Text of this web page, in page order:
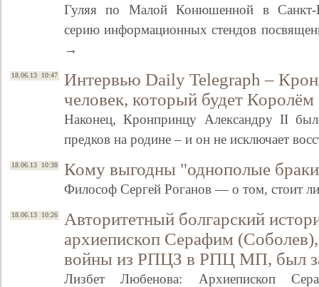
Гуляя по Малой Конюшенной в Санкт-
серию информационных стендов
→
18.06.13 10:47
Интервью Daily Telegraph –
человек, который будет
Наконец, Кронпринцу Александру II
предков на родине – и он не исключает
18.06.13 10:38 Кому выгодны "однополые
Философ Сергей Роганов — о том, стоит
18.06.13 10:26
Авторитетный болгарский
архиепископ Серафим
войны из РПЦЗ в РПЦ МП, был
Лизбет Любенова: Архиепископ
Свидетельство